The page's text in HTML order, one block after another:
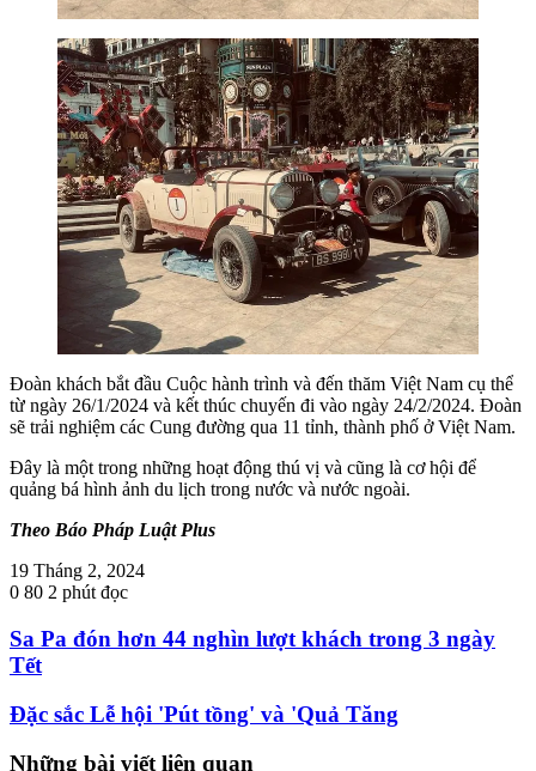
Đoàn khách bắt đầu Cuộc hành trình và đến thăm Việt Nam cụ thể
từ ngày 26/1/2024 và kết thúc chuyến đi vào ngày 24/2/2024. Đoàn
sẽ trải nghiệm các Cung đường qua 11 tỉnh, thành phố ở Việt Nam.
Đây là một trong những hoạt động thú vị và cũng là cơ hội để
quảng bá hình ảnh du lịch trong nước và nước ngoài.
Theo Báo Pháp Luật Plus
19 Tháng 2, 2024
0 80 2 phút đọc
Sa Pa đón hơn 44 nghìn lượt khách trong 3 ngày
Tết
Đặc sắc Lễ hội 'Pút tồng' và 'Quả Tăng
Những bài viết liên quan